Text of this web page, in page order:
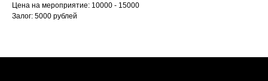
Цена на мероприятие: 10000 - 15000
Залог: 5000 рублей